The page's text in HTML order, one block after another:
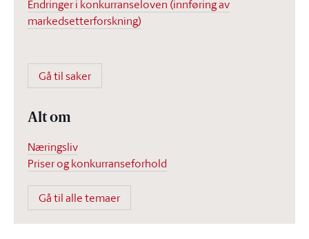
Endringer i konkurranseloven (innføring av
markedsetterforskning)
Gå til saker
Alt om
Næringsliv
Priser og konkurranseforhold
Gå til alle temaer